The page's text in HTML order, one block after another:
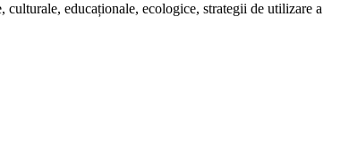
educaționale, ecologice, strategii de utilizare a